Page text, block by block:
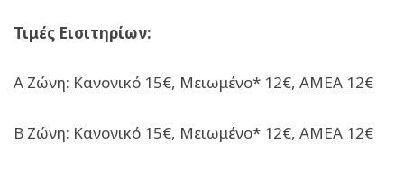
Τιμές Εισιτηρίων:
Α Ζώνη: Κανονικό 15€, Μειωμένο* 12€, ΑΜΕΑ 12€
Β Ζώνη: Κανονικό 15€, Μειωμένο* 12€, ΑΜΕΑ 12€